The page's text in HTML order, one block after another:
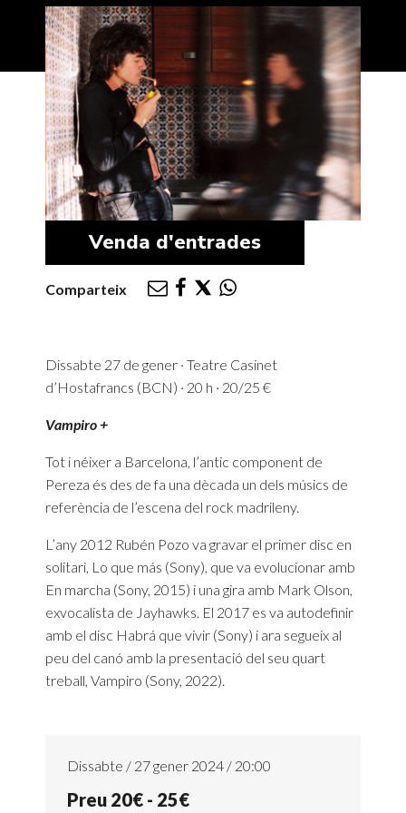
Venda d'entrades
Comparteix
Dissabte 27 de gener · Teatre Casinet
d’Hostafrancs (BCN) · 20 h · 20/25 €
Vampiro +
Tot i néixer a Barcelona, l’antic component de
Pereza és des de fa una dècada un dels músics de
referència de l’escena del rock madrileny.
L’any 2012 Rubén Pozo va gravar el primer disc en
solitari, Lo que más (Sony), que va evolucionar amb
En marcha (Sony, 2015) i una gira amb Mark Olson,
exvocalista de Jayhawks. El 2017 es va autodefinir
amb el disc Habrá que vivir (Sony) i ara segueix al
peu del canó amb la presentació del seu quart
treball, Vampiro (Sony, 2022).
Dissabte / 27 gener 2024 / 20:00
Preu 20€ - 25€